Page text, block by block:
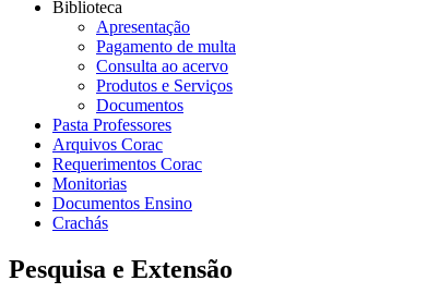
Biblioteca
Apresentação
Pagamento de multa
Consulta ao acervo
Produtos e Serviços
Documentos
Pasta Professores
Arquivos Corac
Requerimentos Corac
Monitorias
Documentos Ensino
Crachás
Pesquisa e Extensão